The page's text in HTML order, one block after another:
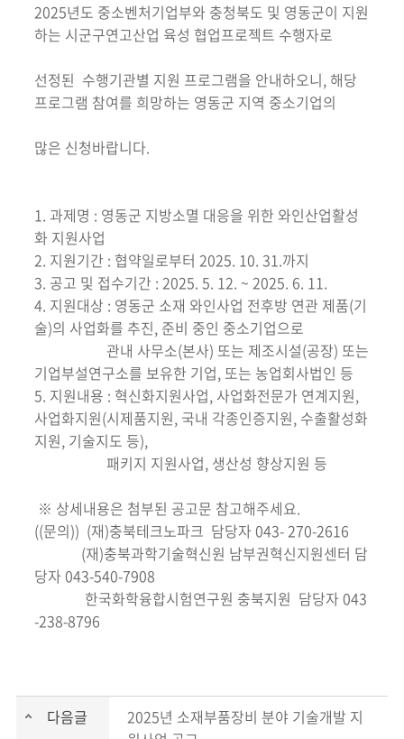
2025년도 중소벤처기업부와 충청북도 및 영동군이 지원
하는 시군구연고산업 육성 협업프로젝트 수행자로
선정된 수행기관별 지원 프로그램을 안내하오니, 해당
프로그램 참여를 희망하는 영동군 지역 중소기업의
많은 신청바랍니다.
1. 과제명 : 영동군 지방소멸 대응을 위한 와인산업활성
화 지원사업
2. 지원기간 : 협약일로부터 2025. 10. 31.까지
3. 공고 및 접수기간 : 2025. 5. 12. ~ 2025. 6. 11.
4. 지원대상 : 영동군 소재 와인사업 전후방 연관 제품(기
술)의 사업화를 추진, 준비 중인 중소기업으로
관내 사무소(본사) 또는 제조시설(공장) 또는
기업부설연구소를 보유한 기업, 또는 농업회사법인 등
5. 지원내용 : 혁신화지원사업, 사업화전문가 연계지원,
사업화지원(시제품지원, 국내 각종인증지원, 수출활성화
지원, 기술지도 등),
패키지 지원사업, 생산성 향상지원 등
※ 상세내용은 첨부된 공고문 참고해주세요.
((문의)) (재)충북테크노파크 담당자 043- 270-2616
(재)충북과학기술혁신원 남부권혁신지원센터 담
당자 043-540-7908
한국화학융합시험연구원 충북지원 담당자 043
-238-8796
다음글
2025년 소재부품장비 분야 기술개발 지